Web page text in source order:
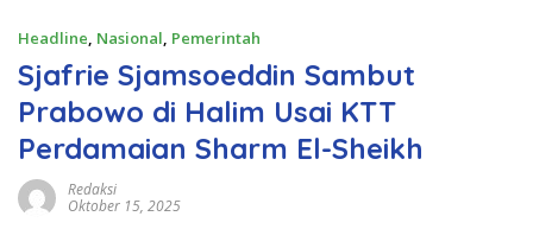
Headline, Nasional, Pemerintah
Sjafrie Sjamsoeddin Sambut
Prabowo di Halim Usai KTT
Perdamaian Sharm El-Sheikh
Redaksi
Oktober 15, 2025